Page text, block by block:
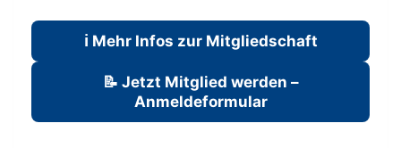
ℹ️ Mehr Infos zur Mitgliedschaft
📝 Jetzt Mitglied werden –
Anmeldeformular